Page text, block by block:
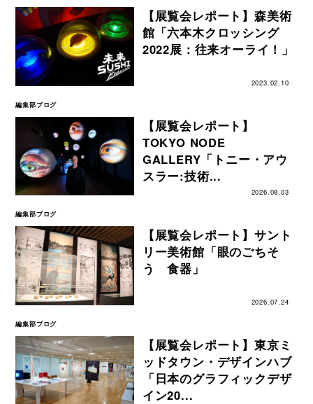
【展覧会レポート】森美術
館「六本木クロッシング
2022展：往来オーライ！」
2023.02.10
編集部ブログ
【展覧会レポート】
TOKYO NODE
GALLERY「トニー・アウ
スラー:技術...
2026.08.03
編集部ブログ
【展覧会レポート】サント
リー美術館「眼のごちそ
う 食器」
2026.07.24
編集部ブログ
【展覧会レポート】東京ミ
ッドタウン・デザインハブ
「日本のグラフィックデザ
イン20...